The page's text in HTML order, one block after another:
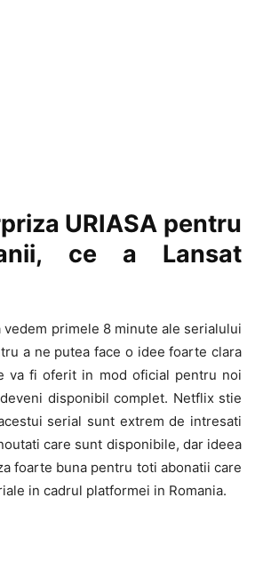
URIASA pentru
ce a Lansat
primele 8 minute ale serialului
a ne putea face o idee foarte clara
va fi oferit in mod oficial pentru noi
disponibil complet. Netflix stie
serial sunt extrem de intresati
care sunt disponibile, dar ideea
foarte buna pentru toti abonatii care
in cadrul platformei in Romania.